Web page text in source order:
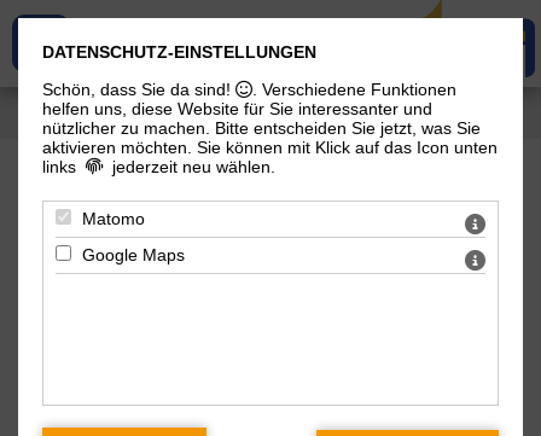
Sie sind hier: Neuigkeiten> Leuna Dialog 2024
Neuigkeiten
Leuna Dialog 2024
DATENSCHUTZ-EINSTELLUNGEN
Schön, dass Sie da sind!
. Verschiedene Funktionen
helfen uns, diese Website für Sie interessanter und
nützlicher zu machen.
Bitte entscheiden Sie jetzt, was Sie
aktivieren möchten. Sie können mit Klick auf das Icon unten
links
jederzeit neu wählen.
Matomo
Google Maps